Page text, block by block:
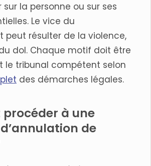
sur la personne ou sur ses
Le vice du
peut résulter de la violence,
dol. Chaque motif doit être
le tribunal compétent selon
des démarches légales.
à une
de